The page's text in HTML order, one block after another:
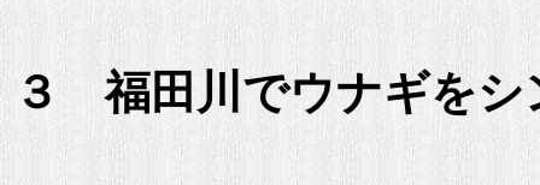
３ 福田川でウナギをシ